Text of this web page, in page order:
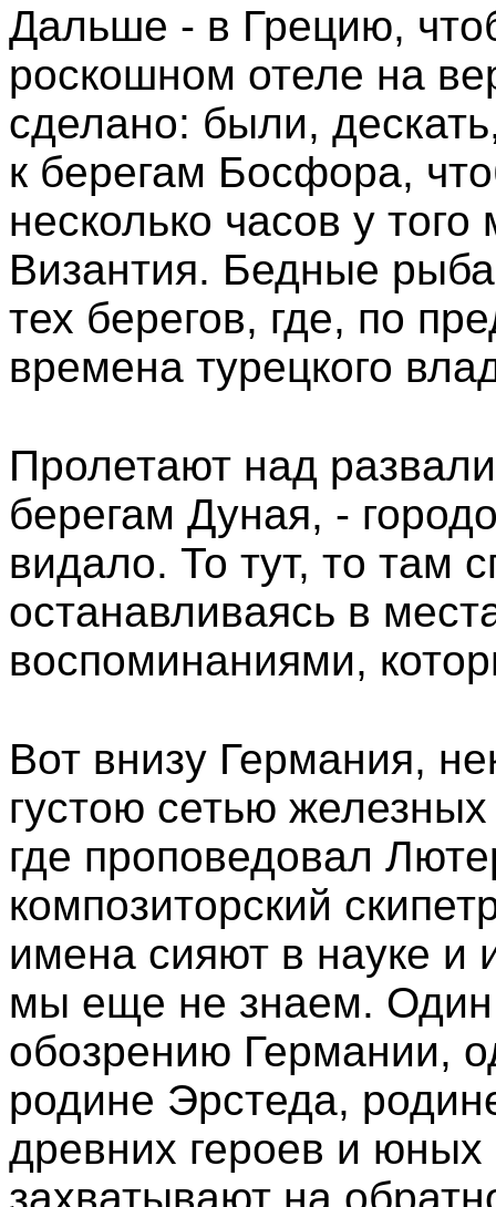
Дальше - в Грецию,
роскошном отеле на
сделано: были,
к берегам Босфора,
несколько часов у
Византия. Бедные
тех берегов, где, по
времена турецкого
Пролетают над
берегам Дуная, -
видало. То тут, то там
останавливаясь в
воспоминаниями,
Вот внизу Германия,
густою сетью
где проповедовал
композиторский
имена сияют в науке и
мы еще не знаем. Один
обозрению Германии,
родине Эрстеда,
древних героев и
захватывают на